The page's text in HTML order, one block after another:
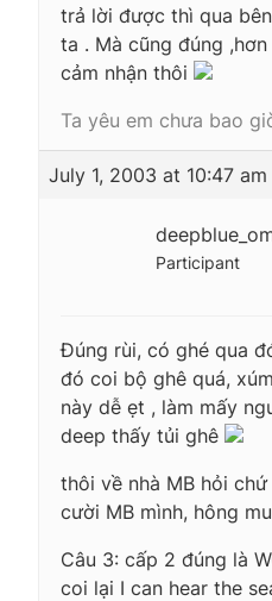
trả lời được thì qua
ta . Mà cũng đúng
cảm nhận thôi
Ta yêu em chưa bao
July 1, 2003 at 10:47 am
Participant
Đúng rùi, có ghé qua
đó coi bộ ghê quá,
này dễ ẹt , làm mấy
deep thấy tủi ghê
thôi về nhà MB hỏi
cười MB mình, hông
Câu 3: cấp 2 đúng là
coi lại I can hear the